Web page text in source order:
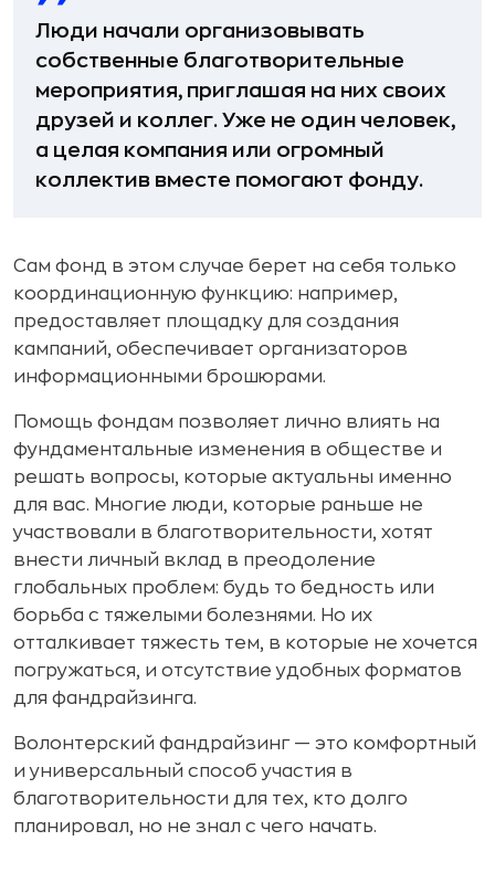
Люди начали организовывать
собственные благотворительные
мероприятия, приглашая на них своих
друзей и коллег. Уже не один человек,
а целая компания или огромный
коллектив вместе помогают фонду.
Сам фонд в этом случае берет на себя только
координационную функцию: например,
предоставляет площадку для создания
кампаний, обеспечивает организаторов
информационными брошюрами.
Помощь фондам позволяет лично влиять на
фундаментальные изменения в обществе и
решать вопросы, которые актуальны именно
для вас. Многие люди, которые раньше не
участвовали в благотворительности, хотят
внести личный вклад в преодоление
глобальных проблем: будь то бедность или
борьба с тяжелыми болезнями. Но их
отталкивает тяжесть тем, в которые не хочется
погружаться, и отсутствие удобных форматов
для фандрайзинга.
Волонтерский фандрайзинг — это комфортный
и универсальный способ участия в
благотворительности для тех, кто долго
планировал, но не знал с чего начать.